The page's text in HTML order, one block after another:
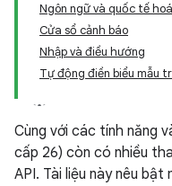
Ngôn ngữ và quốc tế hoá
Cửa sổ cảnh báo
Nhập và điều hướng
Tự động điền biểu mẫu
Cùng với các tính năng
cấp 26) còn có nhiều
API. Tài liệu này nêu